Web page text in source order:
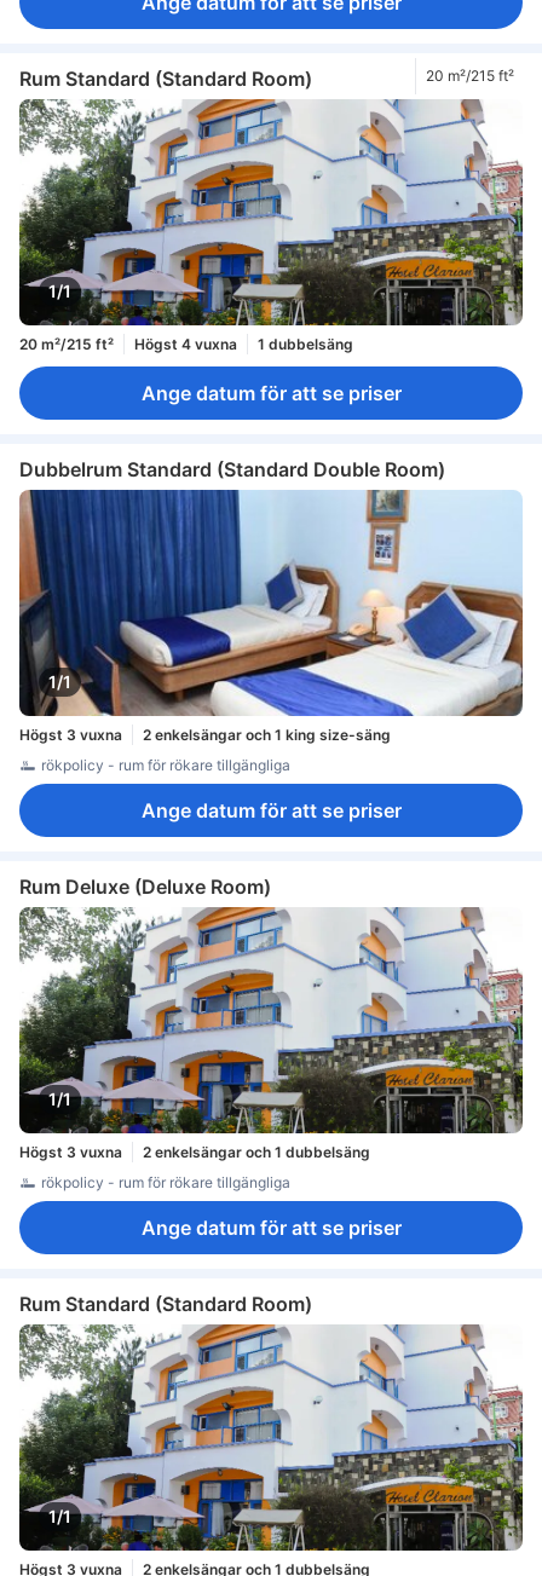
Rum Standard (Standard Room) 20 m²/215 ft²
1/1
20 m²/215 ft² Högst 4 vuxna 1 dubbelsäng
Ange datum för att se priser
Dubbelrum Standard (Standard Double Room)
1/1
Högst 3 vuxna
2 enkelsängar och 1 king size-säng
rökpolicy - rum för rökare tillgängliga
Ange datum för att se priser
Rum Deluxe (Deluxe Room)
1/1
Högst 3 vuxna
2 enkelsängar och 1 dubbelsäng
rökpolicy - rum för rökare tillgängliga
Ange datum för att se priser
Rum Standard (Standard Room)
1/1
Högst 3 vuxna
2 enkelsängar och 1 dubbelsäng